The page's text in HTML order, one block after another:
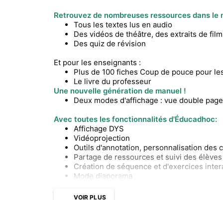
Retrouvez de nombreuses ressources dans
Tous les textes lus en audio
Des vidéos de théâtre, des extraits de
Des quiz de révision
Et pour les enseignants :
Plus de 100 fiches Coup de pouce pour
Le livre du professeur
Une nouvelle génération de manuel !
Deux modes d'affichage : vue double
Avec toutes les fonctionnalités d'Éducadhoc:
Affichage DYS
Vidéoprojection
Outils d'annotation, personnalisation des
Partage de ressources et suivi des élèves
Création de séquence et d'exercices
Mode diaporama
VOIR PLUS